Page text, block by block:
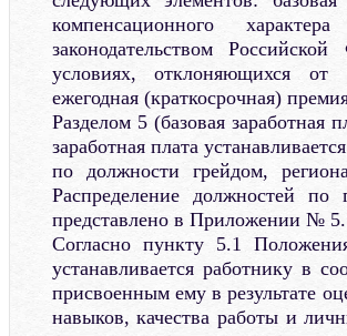
компенсационного
законодательством
условиях, отклоняющихся
ежегодная (краткосрочная)
Разделом 5 (базовая заработная
заработная плата
по должности грейдом,
Распределение должностей по
представлено в Приложении № 5.
Согласно пункту 5.1
устанавливается работнику в
присвоенным ему в результате
навыков, качества работы и